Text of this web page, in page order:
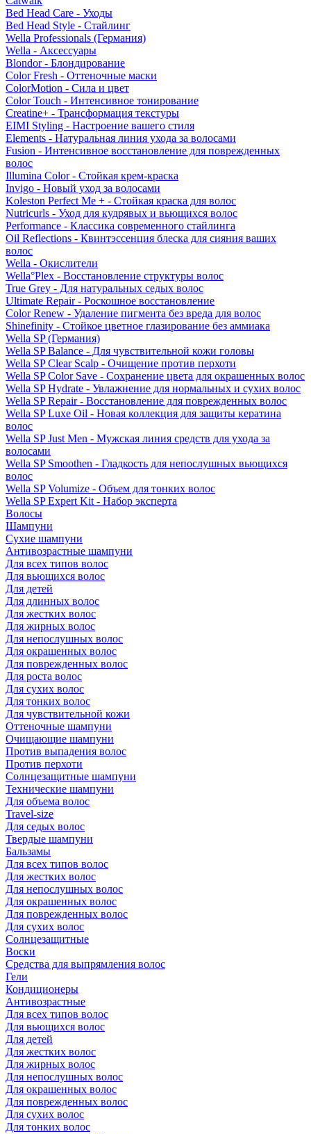
Bed Head Care - Уходы
Bed Head Style - Стайлинг
Wella Professionals (Германия)
Wella - Аксессуары
Blondor - Блондирование
Color Fresh - Оттеночные маски
ColorMotion - Сила и цвет
Color Touch - Интенсивное тонирование
Creatine+ - Трансформация текстуры
EIMI Styling - Настроение вашего стиля
Elements - Натуральная линия ухода за волосами
Fusion - Интенсивное восстановление для поврежденных
волос
Illumina Color - Стойкая крем-краска
Invigo - Новый уход за волосами
Koleston Perfect Me + - Стойкая краска для волос
Nutricurls - Уход для кудрявых и вьющихся волос
Performance - Классика современного стайлинга
Oil Reflections - Квинтэссенция блеска для сияния ваших
волос
Wella - Окислители
Wella°Plex - Восстановление структуры волос
True Grey - Для натуральных седых волос
Ultimate Repair - Роскошное восстановление
Color Renew - Удаление пигмента без вреда для волос
Shinefinity - Стойкое цветное глазирование без аммиака
Wella SP (Германия)
Wella SP Balance - Для чувствительной кожи головы
Wella SP Clear Scalp - Очищение против перхоти
Wella SP Color Save - Сохранение цвета для окрашенных волос
Wella SP Hydrate - Увлажнение для нормальных и сухих волос
Wella SP Repair - Восстановление для поврежденных волос
Wella SP Luxe Oil - Новая коллекция для защиты кератина
волос
Wella SP Just Men - Мужская линия средств для ухода за
волосами
Wella SP Smoothen - Гладкость для непослушных вьющихся
волос
Wella SP Volumize - Объем для тонких волос
Wella SP Expert Kit - Набор эксперта
Волосы
Шампуни
Сухие шампуни
Антивозрастные шампуни
Для всех типов волос
Для вьющихся волос
Для детей
Для длинных волос
Для жестких волос
Для жирных волос
Для непослушных волос
Для окрашенных волос
Для поврежденных волос
Для роста волос
Для сухих волос
Для тонких волос
Для чувствительной кожи
Оттеночные шампуни
Очищающие шампуни
Против выпадения волос
Против перхоти
Солнцезащитные шампуни
Технические шампуни
Для объема волос
Travel-size
Для седых волос
Твердые шампуни
Бальзамы
Для всех типов волос
Для жестких волос
Для непослушных волос
Для окрашенных волос
Для поврежденных волос
Для сухих волос
Солнцезащитные
Воски
Средства для выпрямления волос
Гели
Кондиционеры
Антивозрастные
Для всех типов волос
Для вьющихся волос
Для детей
Для жестких волос
Для жирных волос
Для непослушных волос
Для окрашенных волос
Для поврежденных волос
Для сухих волос
Для тонких волос